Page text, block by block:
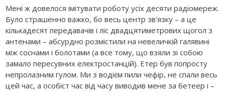
Мені ж довелося імітувати роботу усіх десяти радіомереж.
Було страшенно важко, бо весь центр зв'язку – а це
кількадесят передавачів і ліс двадцятиметрових щогол з
антенами – абсурдно розмістили на невеличкій галявині
між соснами і болотами (а все тому, що взяли зі собою
замало пересувних електростанцій). Етер був попросту
непролазним гулом. Ми з водієм пили чефір, не спали весь
цей час, а особіст час від часу виводив мене за бетеер і –